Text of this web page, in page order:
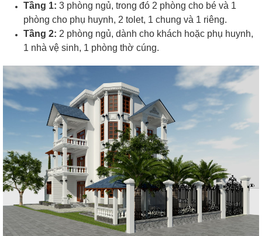
Tầng 1: 3 phòng ngủ, trong đó 2 phòng cho bé và 1
phòng cho phụ huynh, 2 tolet, 1 chung và 1 riêng.
Tầng 2: 2 phòng ngủ, dành cho khách hoặc phụ huynh,
1 nhà vệ sinh, 1 phòng thờ cúng.